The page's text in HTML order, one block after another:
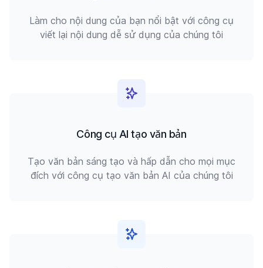
Làm cho nội dung của bạn nổi bật với công cụ
viết lại nội dung dễ sử dụng của chúng tôi
Công cụ AI tạo văn bản
Tạo văn bản sáng tạo và hấp dẫn cho mọi mục
đích với công cụ tạo văn bản AI của chúng tôi